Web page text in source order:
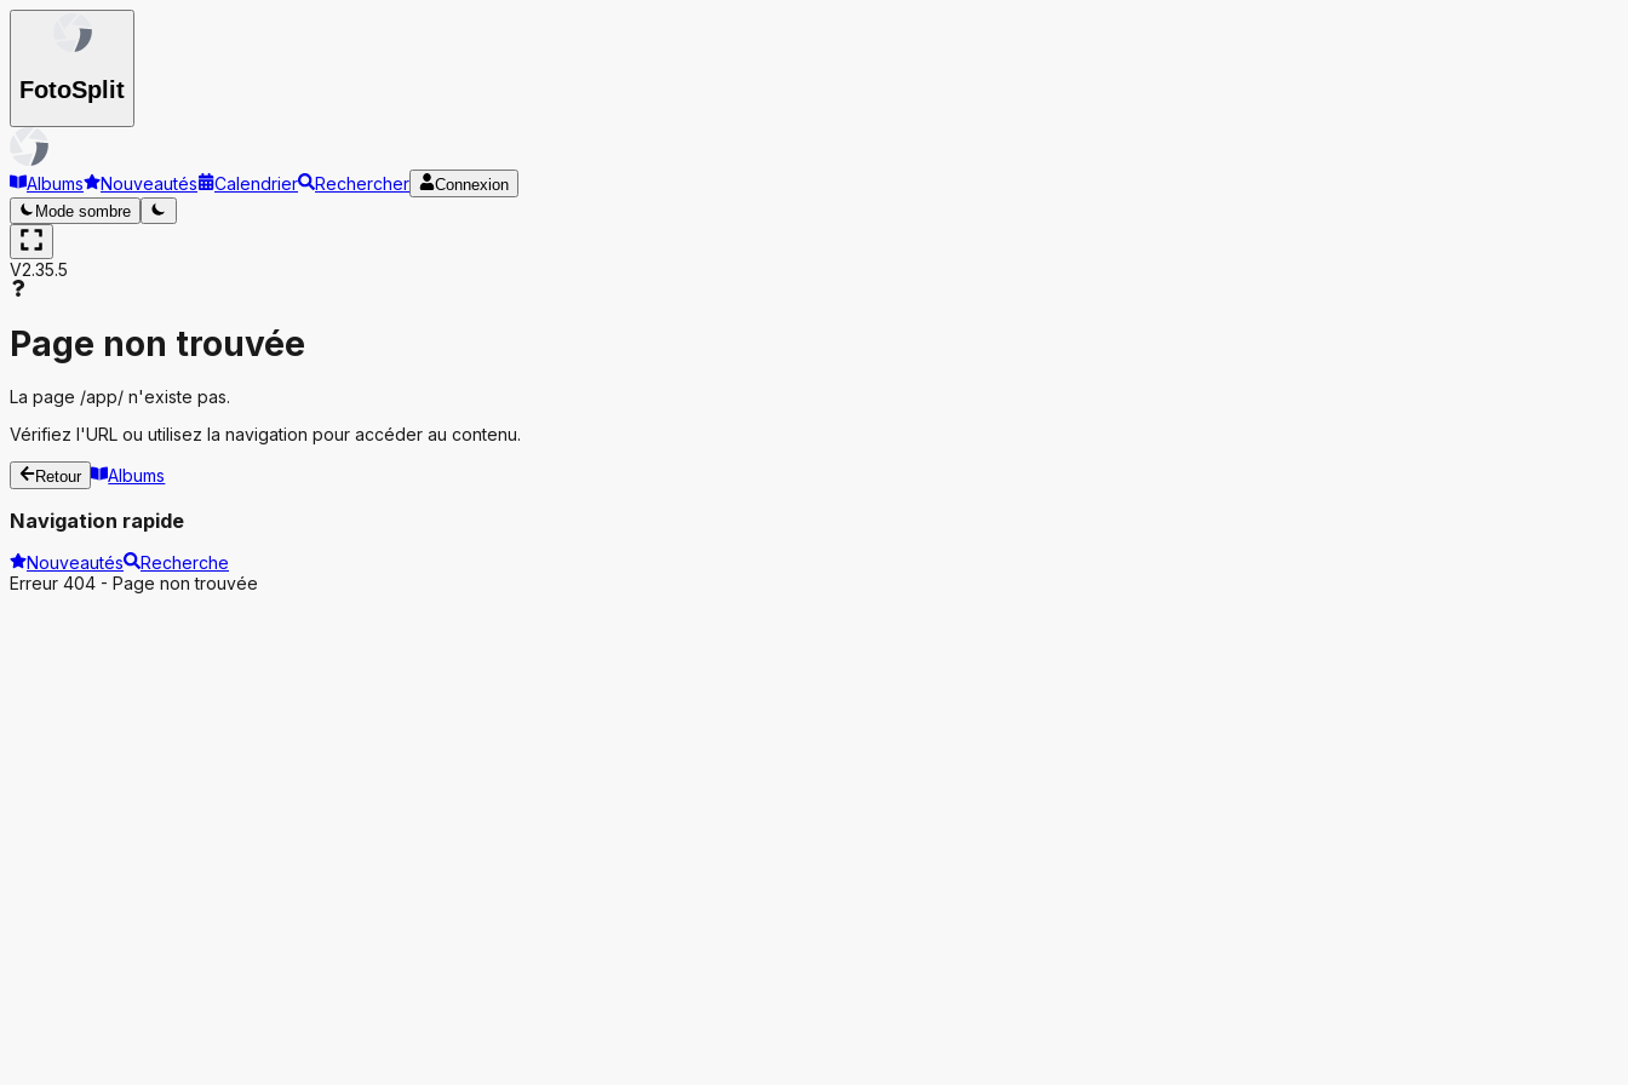
FotoSplit
Albums Nouveautés Calendrier Rechercher
Connexion
Mode sombre
V2.35.5
Page non trouvée
La page /app/ n'existe pas.
Vérifiez l'URL ou utilisez la navigation pour accéder au contenu.
Retour Albums
Navigation rapide
Nouveautés
Recherche
Erreur 404 - Page non trouvée